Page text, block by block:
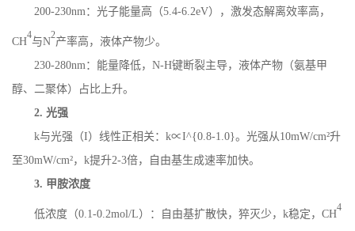
200-230nm：光子能量高（5.4-6.2eV），激发态解离效率高，
CH
4
与N
2
产率高，液体产物少。
230-280nm：能量降低， N-H键断裂主导，液体产物（氨基甲
醇、二聚体）占比上升。
2.光强
k与光强（I）线性正相关： k∝I^{0.8-1.0}。光强从10mW/cm²升
至30mW/cm²， k提升2-3倍，自由基生成速率加快。
3. 甲胺浓度
低浓度（0.1-0.2mol/L）：自由基扩散快，猝灭少， k稳定， CH
4